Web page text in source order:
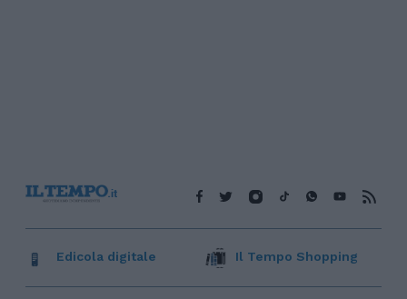
Edicola digitale Il Tempo Shopping